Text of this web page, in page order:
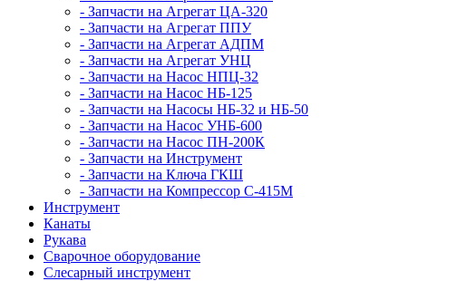
- Запчасти на Агрегат ЦА-320
- Запчасти на Агрегат ППУ
- Запчасти на Агрегат АДПМ
- Запчасти на Агрегат УНЦ
- Запчасти на Насос НПЦ-32
- Запчасти на Насос НБ-125
- Запчасти на Насосы НБ-32 и НБ-50
- Запчасти на Насос УНБ-600
- Запчасти на Насос ПН-200К
- Запчасти на Инструмент
- Запчасти на Ключа ГКШ
- Запчасти на Компрессор С-415М
Инструмент
Канаты
Рукава
Сварочное оборудование
Слесарный инструмент